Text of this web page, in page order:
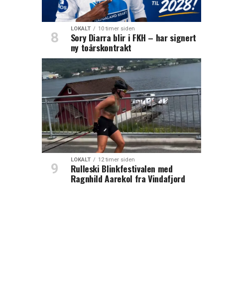
LOKALT 10 timer siden
Sory Diarra blir i FKH – har signert
ny toårskontrakt
LOKALT 12 timer siden
Rulleski Blinkfestivalen med
Ragnhild Aarekol fra Vindafjord